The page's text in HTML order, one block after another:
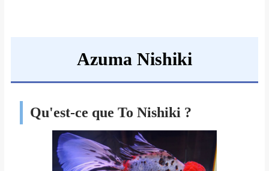
Azuma Nishiki
Qu'est-ce que To Nishiki ?